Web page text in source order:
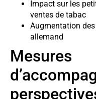
Impact sur les
ventes de tabac
Augmentation
allemand
Mesures